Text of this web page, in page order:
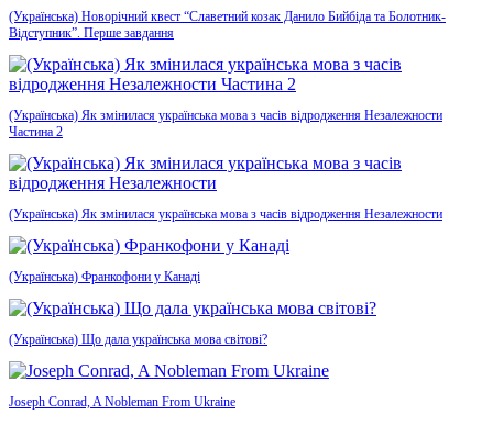
(Українська) Новорічний квест “Славетний козак Данило Бийбіда та Болотник-
Відступник”. Перше завдання
(Українська) Як змінилася українська мова з часів відродження Незалежности
Частина 2
(Українська) Як змінилася українська мова з часів відродження Незалежности
(Українська) Франкофони у Канаді
(Українська) Що дала українська мова світові?
Joseph Conrad, A Nobleman From Ukraine